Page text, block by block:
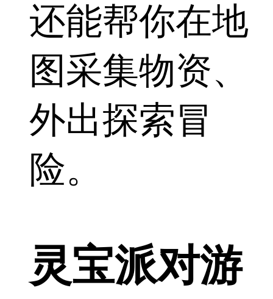
还能帮你在地
图采集物资、
外出探索冒
险。
灵宝派对游